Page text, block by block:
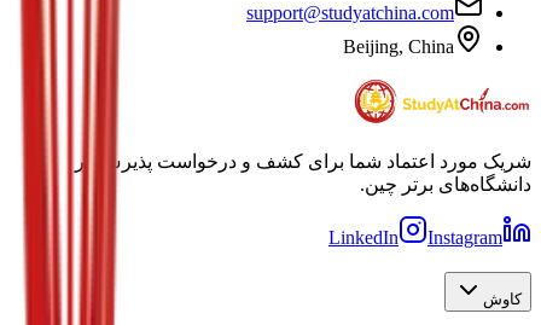
support@studyatchina.com
Beijing, China
شریک مورد اعتماد شما برای کشف و درخواست پذیرش در
دانشگاه‌های برتر چین.
LinkedIn Instagram
کاوش